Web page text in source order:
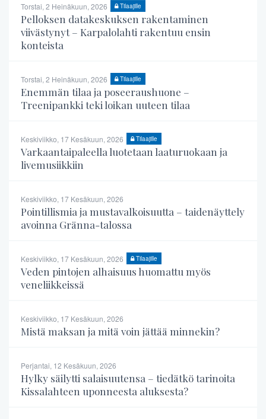
Torstai, 2 Heinäkuun, 2026 Tilaajille
Pelloksen datakeskuksen rakentaminen
viivästynyt – Karpalolahti rakentuu ensin
konteista
Torstai, 2 Heinäkuun, 2026 Tilaajille
Enemmän tilaa ja poseeraushuone –
Treenipankki teki loikan uuteen tilaa
Keskiviikko, 17 Kesäkuun, 2026 Tilaajille
Varkaantaipaleella luotetaan laaturuokaan ja
livemusiikkiin
Keskiviikko, 17 Kesäkuun, 2026
Pointillismia ja mustavalkoisuutta – taidenäyttely
avoinna Gränna-talossa
Keskiviikko, 17 Kesäkuun, 2026 Tilaajille
Veden pintojen alhaisuus huomattu myös
veneliikkeissä
Keskiviikko, 17 Kesäkuun, 2026
Mistä maksan ja mitä voin jättää minnekin?
Perjantai, 12 Kesäkuun, 2026
Hylky säilytti salaisuutensa – tiedätkö tarinoita
Kissalahteen uponneesta aluksesta?